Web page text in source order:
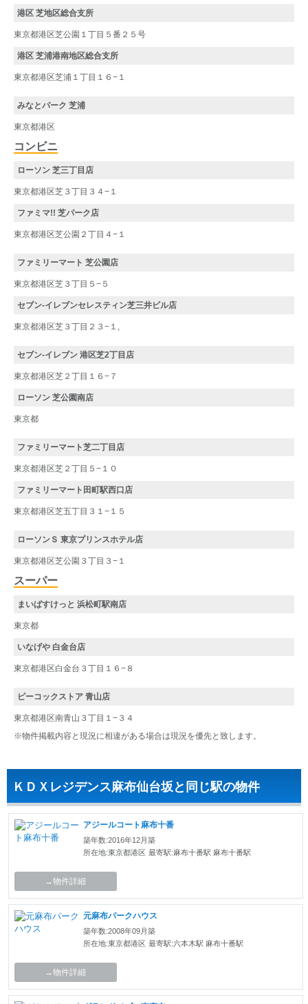
港区 芝地区総合支所
東京都港区芝公園１丁目５番２５号
港区 芝浦港南地区総合支所
東京都港区芝浦１丁目１６−１
みなとパーク 芝浦
東京都港区
コンビニ
ローソン 芝三丁目店
東京都港区芝３丁目３４−１
ファミマ!! 芝パーク店
東京都港区芝公園２丁目４−１
ファミリーマート 芝公園店
東京都港区芝３丁目５−５
セブン-イレブンセレスティン芝三井ビル店
東京都港区芝３丁目２３−１,
セブン-イレブン 港区芝2丁目店
東京都港区芝２丁目１６−７
ローソン 芝公園南店
東京都
ファミリーマート芝二丁目店
東京都港区芝２丁目５−１０
ファミリーマート田町駅西口店
東京都港区芝五丁目３１−１５
ローソンＳ 東京プリンスホテル店
東京都港区芝公園３丁目３−１
スーパー
まいばすけっと 浜松町駅南店
東京都
いなげや 白金台店
東京都港区白金台３丁目１６−８
ピーコックストア 青山店
東京都港区南青山３丁目１−３４
※物件掲載内容と現況に相違がある場合は現況を優先と致します。
ＫＤＸレジデンス麻布仙台坂と同じ駅の物件
アジールコート麻布十番
築年数:2016年12月築
所在地:東京都港区 最寄駅:麻布十番駅 麻布十番駅
→物件詳細
元麻布パークハウス
築年数:2008年09月築
所在地:東京都港区 最寄駅:六本木駅 麻布十番駅
→物件詳細